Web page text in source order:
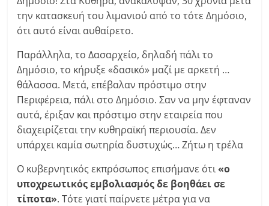
την κατασκευή του λιμανιού από το τότε Δημόσιο,
ότι αυτό είναι αυθαίρετο.
Παράλληλα, το Δασαρχείο, δηλαδή πάλι το
Δημόσιο, το κήρυξε «δασικό» μαζί με αρκετή …
θάλασσα. Μετά, επέβαλαν πρόστιμο στην
Περιφέρεια, πάλι στο Δημόσιο. Σαν να μην έφταναν
αυτά, έριξαν και πρόστιμο στην εταιρεία που
διαχειρίζεται την κυθηραϊκή περιουσία. Δεν
υπάρχει καμία σωτηρία δυστυχώς… Ζήτω η τρέλα
Ο κυβερνητικός εκπρόσωπος επισήμανε ότι«ο
υποχρεωτικός εμβολιασμός δε βοηθάει σε
τίποτα». Τότε γιατί παίρνετε μέτρα για να